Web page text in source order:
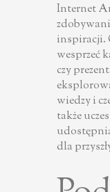
Internet
inspiracji.
wesprzeć
czy
wiedzy i
także
dla